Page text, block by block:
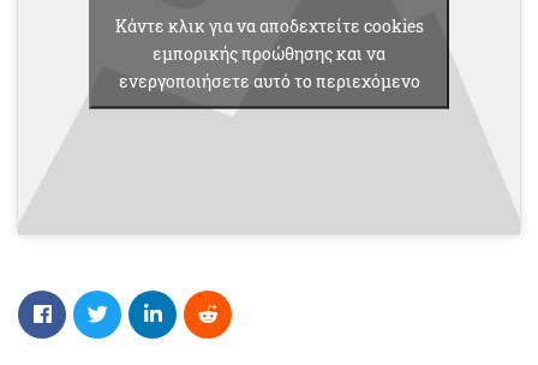
Κάντε κλικ για να αποδεχτείτε cookies
εμπορικής προώθησης και να
ενεργοποιήσετε αυτό το περιεχόμενο